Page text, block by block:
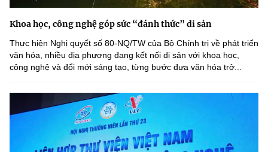
Khoa học, công nghệ góp sức “đánh thức” di sản
Thực hiện Nghị quyết số 80-NQ/TW của Bộ Chính trị về phát triển
văn hóa, nhiều địa phương đang kết nối di sản với khoa học,
công nghệ và đổi mới sáng tạo, từng bước đưa văn hóa trở...